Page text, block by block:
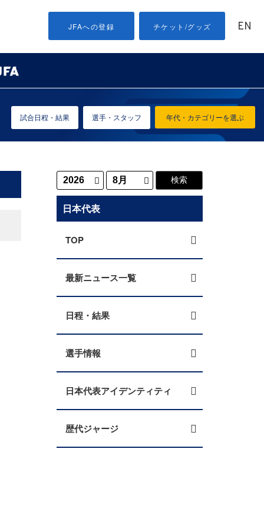
JFAへの登録 チケット/グッズ EN
年代・カテゴリーを選ぶ
試合日程・結果 選手・スタッフ
日本代表
TOP
最新ニュース一覧
日程・結果
選手情報
日本代表アイデンティティ
歴代ジャージ